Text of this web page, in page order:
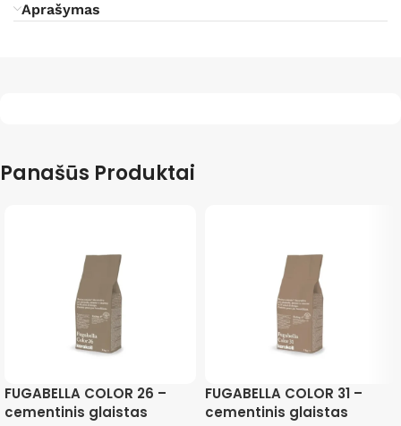
Aprašymas
Panašūs Produktai
FUGABELLA COLOR 26 –
cementinis glaistas
FUGABELLA COLOR 31 –
cementinis glaistas